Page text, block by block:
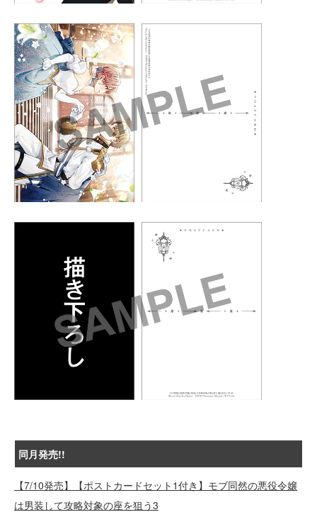
同月発売!!
【7/10発売】【ポストカードセット1付き】モブ同然の悪役令嬢
は男装して攻略対象の座を狙う3